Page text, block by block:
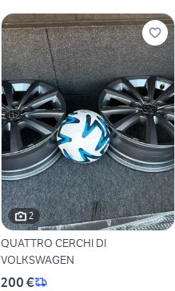
2
QUATTRO CERCHI DI
VOLKSWAGEN
200 €